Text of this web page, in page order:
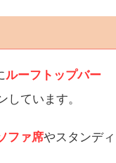
ルーフトップバー
しています。
ファ席やスタンディ